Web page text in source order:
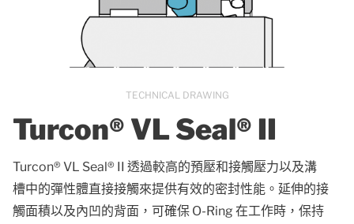
Turcon® VL Seal® II
Turcon® VL Seal® II 透過較高的預壓和接觸壓力以及溝
槽中的彈性體直接接觸來提供有效的密封性能。延伸的接
觸面積以及內凹的背面，可確保 O-Ring 在工作時，保持
TECHNICAL DRAWING